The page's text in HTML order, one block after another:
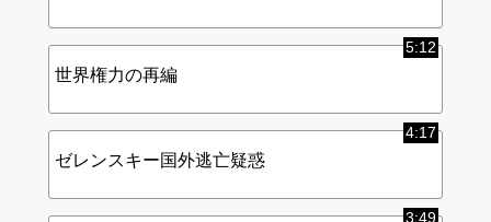
5:12
世界権力の再編
4:17
ゼレンスキー国外逃亡疑惑
3:49